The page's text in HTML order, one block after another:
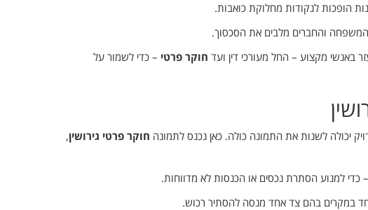
הופכות לנקודות מחלוקת כואבות.
מהמשפחה והחברים מלבים את הסכסוך.
באנשי מקצוע – החל מעורכי דין ועד חוקר פרטי – כדי לשמור על
יכולה לשנות את התמונה כולה. כאן נכנס לתמונה חוקר פרטי גירושין,
כדי למנוע הסתרת נכסים או הכנסות לא מדווחות.
במקרים בהם צד אחד מנסה להסתיר רכוש.